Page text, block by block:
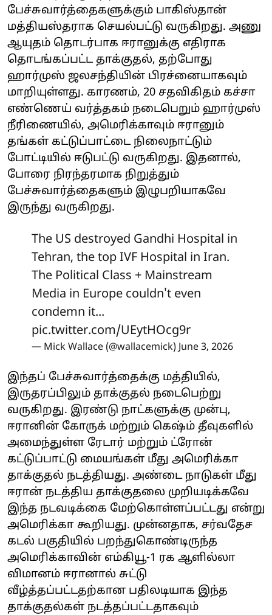
பேச்சுவார்த்தைகளுக்கும் பாகிஸ்தான்
மத்தியஸ்தராக செயல்பட்டு வருகிறது. அணு
ஆயுதம் தொடர்பாக ஈரானுக்கு எதிராக
தொடங்கப்பட்ட தாக்குதல், தற்போது
ஹார்முஸ் ஜலசந்தியின் பிரச்னையாகவும்
மாறியுள்ளது. காரணம், 20 சதவிகிதம் கச்சா
எண்ணெய் வர்த்தகம் நடைபெறும் ஹார்முஸ்
நீரிணையில், அமெரிக்காவும் ஈரானும்
தங்கள் கட்டுப்பாட்டை நிலைநாட்டும்
போட்டியில் ஈடுபட்டு வருகிறது. இதனால்,
போரை நிரந்தரமாக நிறுத்தும்
பேச்சுவார்த்தைகளும் இழுபறியாகவே
இருந்து வருகிறது.
The US destroyed Gandhi Hospital in
Tehran, the top IVF Hospital in Iran.
The Political Class + Mainstream
Media in Europe couldn't even
condemn it...
pic.twitter.com/UEytHOcg9r
— Mick Wallace (@wallacemick) June 3, 2026
இந்தப் பேச்சுவார்த்தைக்கு மத்தியில்,
இருதரப்பிலும் தாக்குதல் நடைபெற்று
வருகிறது. இரண்டு நாட்களுக்கு முன்பு,
ஈரானின் கோருக் மற்றும் கெஷ்ம் தீவுகளில்
அமைந்துள்ள ரேடார் மற்றும் ட்ரோன்
கட்டுப்பாட்டு மையங்கள் மீது அமெரிக்கா
தாக்குதல் நடத்தியது. அண்டை நாடுகள் மீது
ஈரான் நடத்திய தாக்குதலை முறியடிக்கவே
இந்த நடவடிக்கை மேற்கொள்ளப்பட்டது என்று
அமெரிக்கா கூறியது. முன்னதாக, சர்வதேச
கடல் பகுதியில் பறந்துகொண்டிருந்த
அமெரிக்காவின் எம்கியூ-1 ரக ஆளில்லா
விமானம் ஈரானால் சுட்டு
வீழ்த்தப்பட்டதற்கான பதிலடியாக இந்த
தாக்குதல்கள் நடத்தப்பட்டதாகவும்